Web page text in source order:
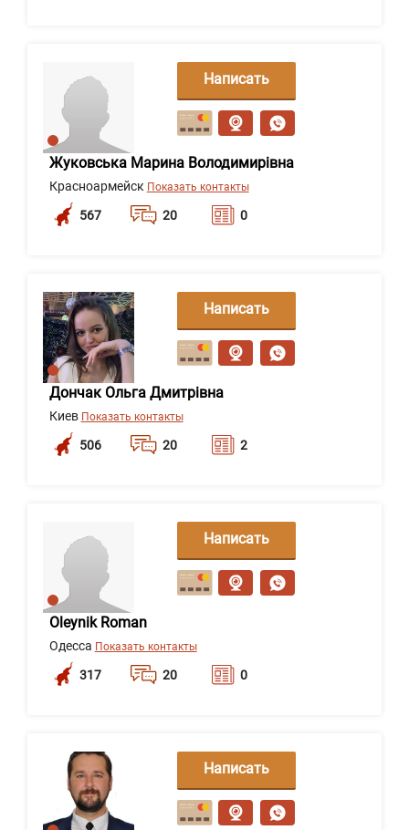
Жуковська Марина Володимирівна
Красноармейск Показать контакты
567 20 0
Написать
сообщение
Дончак Ольга Дмитрівна
Киев Показать контакты
506 20 2
Написать
сообщение
Oleynik Roman
Одесса Показать контакты
317 20 0
Написать
сообщение
Написать
сообщение